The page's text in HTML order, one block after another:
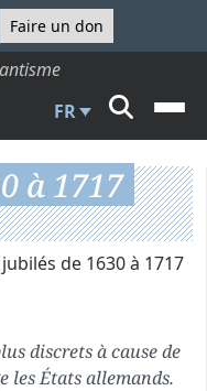
Faire un don
FR
à 1717
de 1630 à 1717
discrets à cause de
les États allemands.